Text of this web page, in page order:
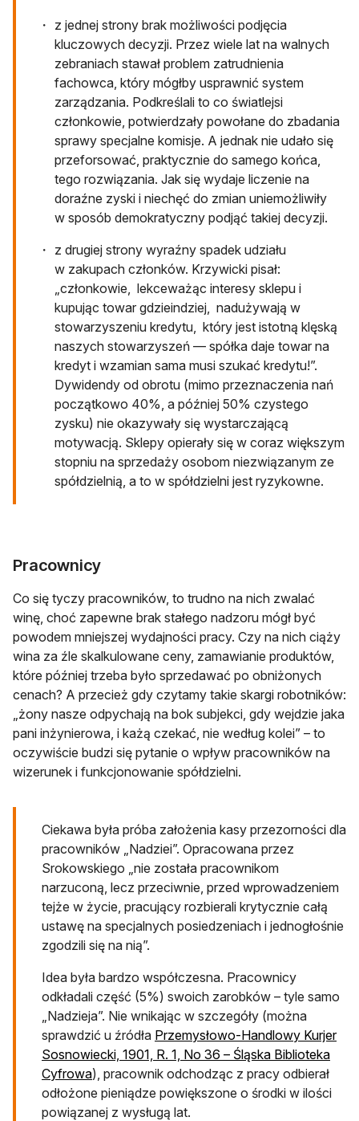
z jednej strony brak możliwości podjęcia
kluczowych decyzji. Przez wiele lat na walnych
zebraniach stawał problem zatrudnienia
fachowca, który mógłby usprawnić system
zarządzania. Podkreślali to co światlejsi
członkowie, potwierdzały powołane do zbadania
sprawy specjalne komisje. A jednak nie udało się
przeforsować, praktycznie do samego końca,
tego rozwiązania. Jak się wydaje liczenie na
doraźne zyski i niechęć do zmian uniemożliwiły
w sposób demokratyczny podjąć takiej decyzji.
z drugiej strony wyraźny spadek udziału
w zakupach członków. Krzywicki pisał:
„‎członkowie, ‎ ‎lekceważąc‎ ‎interesy‎ ‎sklepu i‎
‎kupując‎ ‎towar‎ ‎gdzieindziej, ‎ ‎nadużywają‎ ‎w‎
‎stowarzyszeniu kredytu, ‎ ‎który‎ ‎jest‎ ‎istotną‎ ‎klęską‎
‎naszych‎ ‎stowarzyszeń‎ ‎— spółka‎ ‎daje‎ ‎towar‎ ‎na‎
‎kredyt‎ ‎i‎ ‎wzamian‎ ‎sama‎ ‎musi‎ ‎szukać kredytu!”.
Dywidendy od obrotu (mimo przeznaczenia nań
początkowo 40%, a później 50% czystego
zysku) nie okazywały się wystarczającą
motywacją. Sklepy opierały się w coraz większym
stopniu na sprzedaży osobom niezwiązanym ze
spółdzielnią, a to w spółdzielni jest ryzykowne.
Pracownicy
Co się tyczy pracowników, to trudno na nich zwalać
winę, choć zapewne brak stałego nadzoru mógł być
powodem mniejszej wydajności pracy. Czy na nich ciąży
wina za źle skalkulowane ceny, zamawianie produktów,
które później trzeba było sprzedawać po obniżonych
cenach? A przecież gdy czytamy takie skargi robotników:
„‎‎żony‎ ‎nasze‎ ‎odpychają‎ ‎na bok subjekci, ‎gdy‎ ‎wejdzie‎ ‎jaka‎
‎pani‎ ‎inżynierowa, ‎‎i‎ ‎każą‎ ‎czekać, ‎nie‎ ‎według‎ ‎kolei” – to
oczywiście budzi się pytanie o wpływ pracowników na
wizerunek i funkcjonowanie spółdzielni.
Ciekawa była próba założenia kasy przezorności dla
pracowników „Nadziei”. Opracowana przez
Srokowskiego „nie została pracownikom
narzuconą, lecz przeciwnie, przed wprowadzeniem
tejże w życie, pracujący rozbierali krytycznie całą
ustawę na specjalnych posiedzeniach i jednogłośnie
zgodzili się na nią”.
Idea była bardzo współczesna. Pracownicy
odkładali część (5%) swoich zarobków – tyle samo
„Nadzieja”. Nie wnikając w szczegóły (można
sprawdzić u źródła Przemysłowo-Handlowy Kurjer
Sosnowiecki, 1901, R. 1, No 36 – Śląska Biblioteka
Cyfrowaotwiera się w nowej karcie
), pracownik odchodząc z pracy odbierał
odłożone pieniądze powiększone o środki w ilości
powiązanej z wysługą lat.